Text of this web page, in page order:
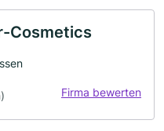
Cosmetics
Firma bewerten